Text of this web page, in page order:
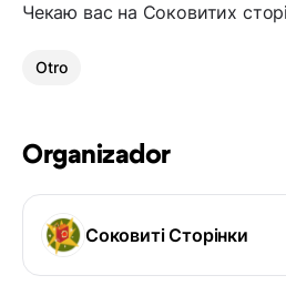
Чекаю вас на Соковитих
Otro
Organizador
Соковиті Сторінки